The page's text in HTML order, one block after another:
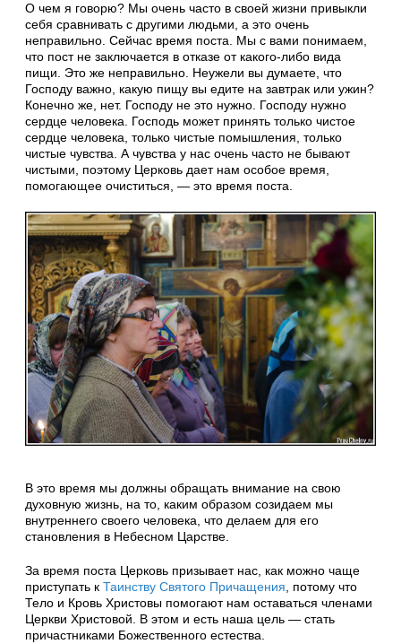
О чем я говорю? Мы очень часто в своей жизни привыкли
себя сравнивать с другими людьми, а это очень
неправильно. Сейчас время поста. Мы с вами понимаем,
что пост не заключается в отказе от какого-либо вида
пищи. Это же неправильно. Неужели вы думаете, что
Господу важно, какую пищу вы едите на завтрак или ужин?
Конечно же, нет. Господу не это нужно. Господу нужно
сердце человека. Господь может принять только чистое
сердце человека, только чистые помышления, только
чистые чувства. А чувства у нас очень часто не бывают
чистыми, поэтому Церковь дает нам особое время,
помогающее очиститься, — это время поста.
В это время мы должны обращать внимание на свою
духовную жизнь, на то, каким образом созидаем мы
внутреннего своего человека, что делаем для его
становления в Небесном Царстве.
За время поста Церковь призывает нас, как можно чаще
приступать к Таинству Святого Причащения, потому что
Тело и Кровь Христовы помогают нам оставаться членами
Церкви Христовой. В этом и есть наша цель — стать
причастниками Божественного естества.